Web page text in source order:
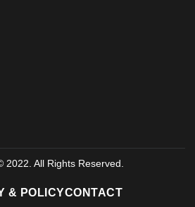
2022. All Rights Reserved.
& POLICYCONTACT